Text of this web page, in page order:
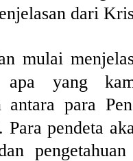
dari
mulai
apa yang
antara para
Para pendeta